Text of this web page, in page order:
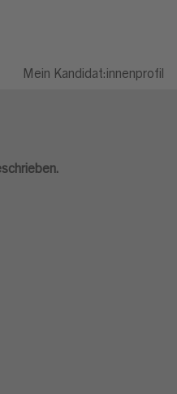
Mein Kandidat:innenprofil